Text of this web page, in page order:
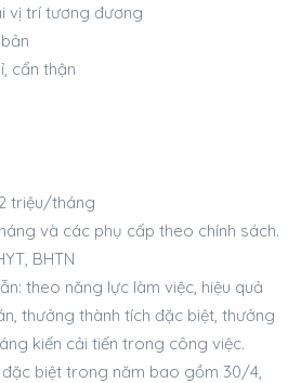
vị trí tương đương
cẩn thận
triệu/tháng
và các phụ cấp theo chính sách.
BHTN
theo năng lực làm việc, hiệu quả
thưởng thành tích đặc biệt, thưởng
kiến cải tiến trong công việc.
biệt trong năm bao gồm 30/4,